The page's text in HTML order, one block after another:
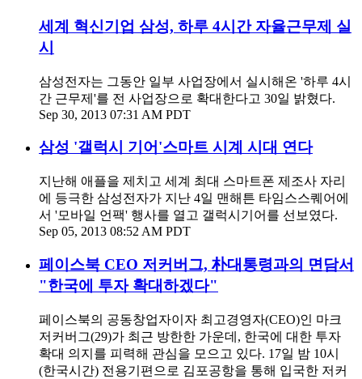
세계 혁신기업 삼성, 하루 4시간 자율근무제 실
시
삼성전자는 그동안 일부 사업장에서 실시해온 '하루 4시
간 근무제'를 전 사업장으로 확대한다고 30일 밝혔다.
Sep 30, 2013 07:31 AM PDT
삼성 '갤럭시 기어'스마트 시계 시대 연다
지난해 애플을 제치고 세계 최대 스마트폰 제조사 자리
에 등극한 삼성전자가 지난 4일 맨해튼 타임스스퀘어에
서 '모바일 언팩' 행사를 열고 갤럭시기어를 선보였다.
Sep 05, 2013 08:52 AM PDT
페이스북 CEO 저커버그, 朴대통령과의 면담서
"한국에 투자 확대하겠다"
페이스북의 공동창업자이자 최고경영자(CEO)인 마크
저커버그(29)가 최근 방한한 가운데, 한국에 대한 투자
확대 의지를 피력해 관심을 모으고 있다. 17일 밤 10시
(한국시간) 전용기편으로 김포공항을 통해 입국한 저커